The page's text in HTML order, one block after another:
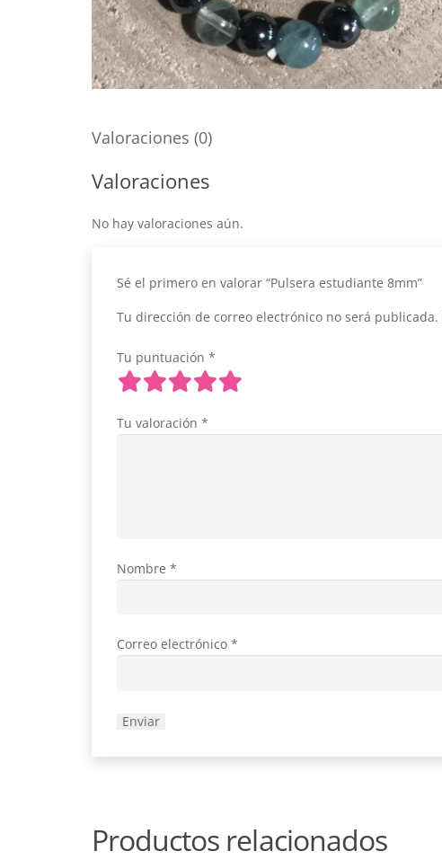
Valoraciones (0)
Valoraciones
No hay valoraciones aún.
Sé el primero en valorar “Pulsera estudiante 8mm”
Tu dirección de correo electrónico no será publicada.
Tu puntuación *
Tu valoración *
Nombre *
Correo electrónico *
Productos relacionados